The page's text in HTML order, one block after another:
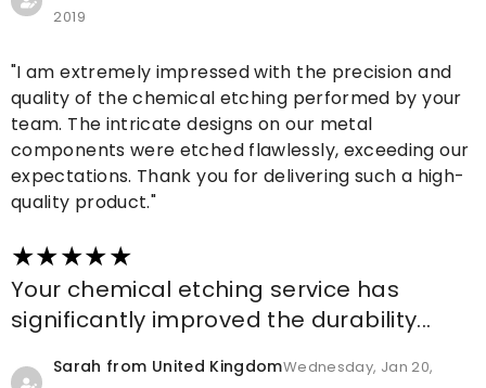
2019
"I am extremely impressed with the precision and
quality of the chemical etching performed by your
team. The intricate designs on our metal
components were etched flawlessly, exceeding our
expectations. Thank you for delivering such a high-
quality product."
Your chemical etching service has
significantly improved the durability...
Sarah from United KingdomWednesday, Jan 20,